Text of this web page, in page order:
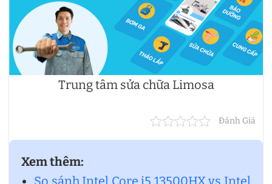
Trung tâm sửa chữa Limosa
Đánh Giá
Xem thêm: